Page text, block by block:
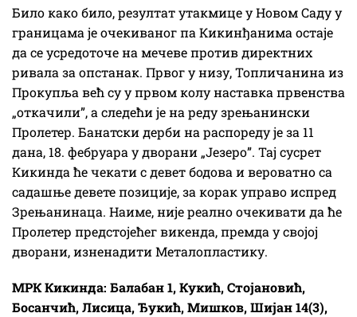
Било како било, резултат утакмице у Новом Саду у
границама је очекиваног па Кикинђанима остаје
да се усредоточе на мечеве против директних
ривала за опстанак. Првог у низу, Топличанина из
Прокупља већ су у првом колу наставка првенства
„откачили”, а следећи је на реду зрењанински
Пролетер. Банатски дерби на распореду је за 11
дана, 18. фебруара у дворани „Језеро”. Тај сусрет
Кикинда ће чекати с девет бодова и вероватно са
садашње девете позиције, за корак управо испред
Зрењанинаца. Наиме, није реално очекивати да ће
Пролетер предстојећег викенда, премда у својој
дворани, изненадити Металопластику.
МРК Кикинда: Балабан 1, Кукић, Стојановић,
Босанчић, Лисица, Ђукић, Мишков, Шијан 14(3),